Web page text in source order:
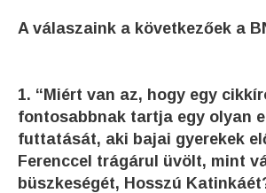
A válaszaink a következőek a
1. “Miért van az, hogy egy
fontosabbnak tartja egy olyan
futtatását, aki bajai gyerekek
Ferenccel trágárul üvölt, mint
büszkeségét, Hosszú